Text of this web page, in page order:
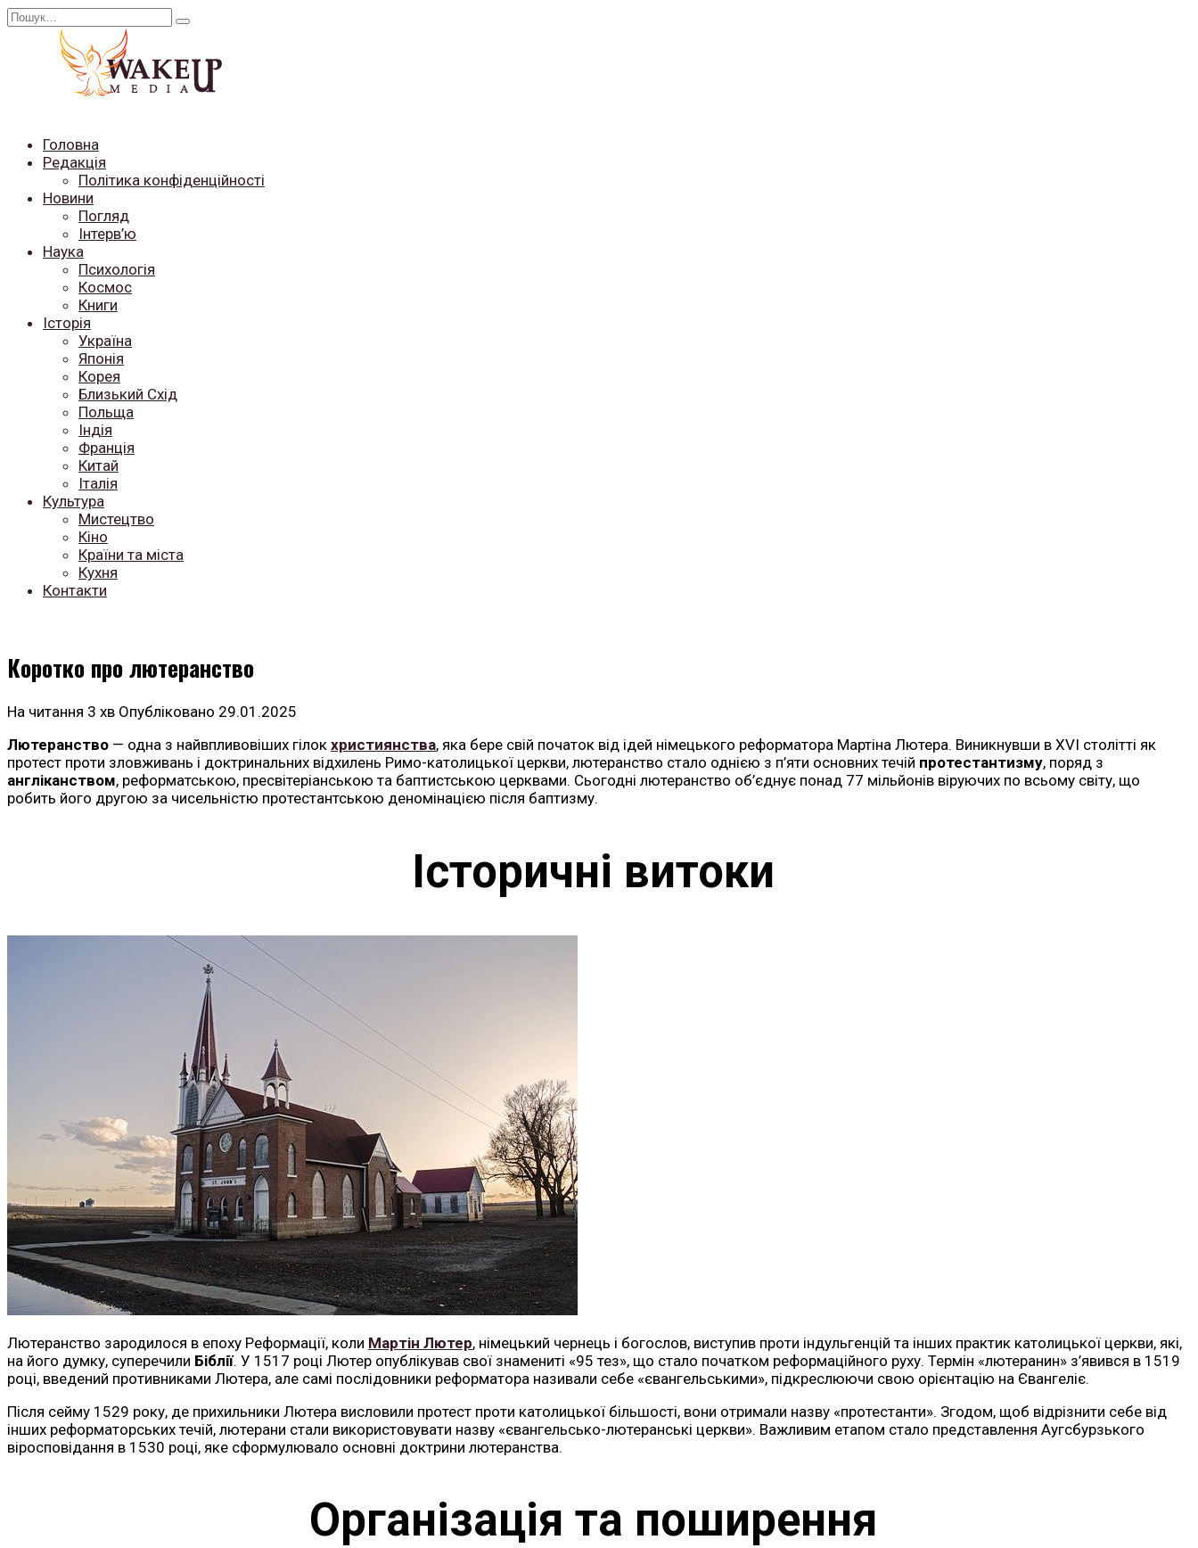
Перейти
Search
Головна
Редакція
Політика конфіденційності
Новини
Погляд
Інтерв’ю
Наука
Психологія
Космос
Книги
Історія
Україна
Японія
Корея
Близький Схід
Польща
Індія
Франція
Китай
Італія
Культура
Мистецтво
Кіно
Країни та міста
Кухня
Контакти
Коротко про лютеранство
На читання 3 хв Опубліковано 29.01.2025
Лютеранство — одна з найвпливовіших гілок християнства, яка бере свій початок від ідей німецького реформатора Мартіна Лютера. Виникнувши в XVI столітті як
протест проти зловживань і доктринальних відхилень Римо-католицької церкви, лютеранство стало однією з п’яти основних течій протестантизму, поряд з
англіканством, реформатською, пресвітеріанською та баптистською церквами. Сьогодні лютеранство об’єднує понад 77 мільйонів віруючих по всьому світу, що
робить його другою за чисельністю протестантською деномінацією після баптизму.
Історичні витоки
Лютеранство зародилося в епоху Реформації, коли Мартін Лютер, німецький чернець і богослов, виступив проти індульгенцій та інших практик католицької церкви, які,
на його думку, суперечили Біблії. У 1517 році Лютер опублікував свої знамениті «95 тез», що стало початком реформаційного руху. Термін «лютеранин» з’явився в 1519
році, введений противниками Лютера, але самі послідовники реформатора називали себе «євангельськими», підкреслюючи свою орієнтацію на Євангеліє.
Після сейму 1529 року, де прихильники Лютера висловили протест проти католицької більшості, вони отримали назву «протестанти». Згодом, щоб відрізнити себе від
інших реформаторських течій, лютерани стали використовувати назву «євангельсько-лютеранські церкви». Важливим етапом стало представлення Аугсбурзького
віросповідання в 1530 році, яке сформулювало основні доктрини лютеранства.
Організація та поширення